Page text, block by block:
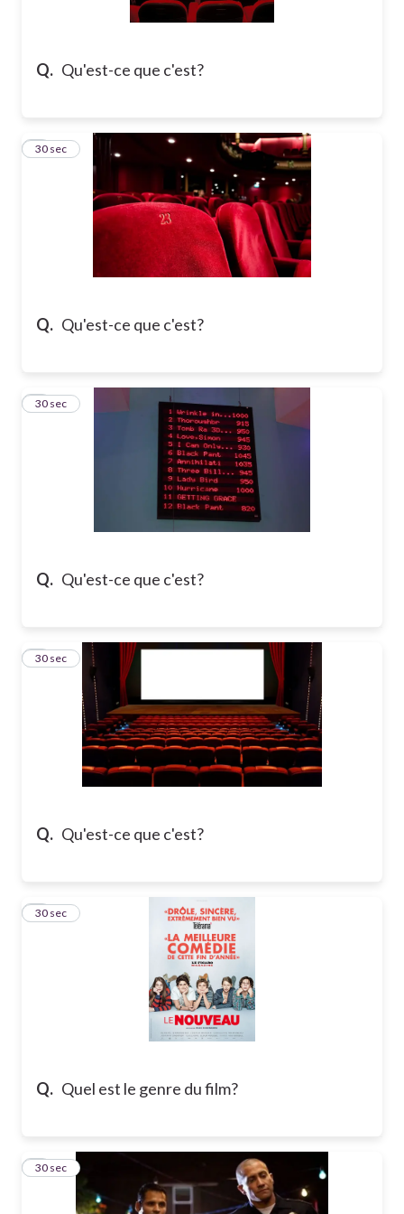
Q. Qu'est-ce que c'est?
Q. Qu'est-ce que c'est?
2
30 sec
Q. Qu'est-ce que c'est?
3
30 sec
Q. Qu'est-ce que c'est?
4
30 sec
Q. Quel est le genre du film?
5
30 sec
6
30 sec